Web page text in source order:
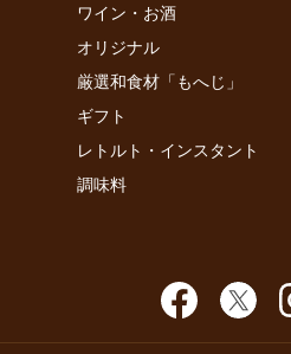
ワイン・お酒
オリジナル
厳選和食材「もへじ」
ギフト
レトルト・インスタント
調味料